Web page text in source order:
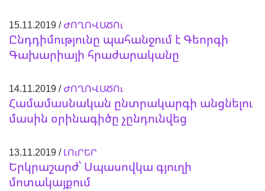
15.11.2019 /ԺՈՂՈՎԱԾՈւ
Ընդդիմությունը պահանջում է Գեորգի
Գախարիայի հրաժարականը
14.11.2019 /ԺՈՂՈՎԱԾՈւ
Համամասնական ընտրակարգի անցնելու
մասին օրինագիծը չընդունվեց
13.11.2019 /ԼՈւՐԵՐ
Երկրաշարժ՝ Սպասովկա գյուղի
մոտակայքում